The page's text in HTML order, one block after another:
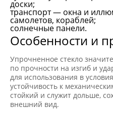
доски;
транспорт — окна и
самолетов, кораблей;
солнечные панели.
Особенности и
Упрочненное стекло
по прочности на изгиб и
для использования в
устойчивость к
стойкий и служит дольше,
внешний вид.